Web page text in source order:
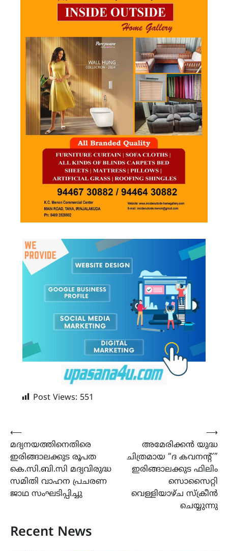
Post Views: 551
Post
navigation
⟵
മദ്യനയത്തിനെതിരെ
ഇരിങ്ങാലക്കുട രൂപത
കെ.സി.ബി.സി മദ്യവിരുദ്ധ
സമിതി വാഹന പ്രചരണ
ജാഥ സംഘടിപ്പിച്ചു
അമേരിക്കൻ യുദ്ധ
ചിത്രമായ “ദ കവനന്‍റ് ”
ഇരിങ്ങാലക്കുട ഫിലിം
സൊസൈറ്റി
വെള്ളിയാഴ്ച സ്ക്രീൻ
ചെയ്യുന്നു
⟶
Recent News